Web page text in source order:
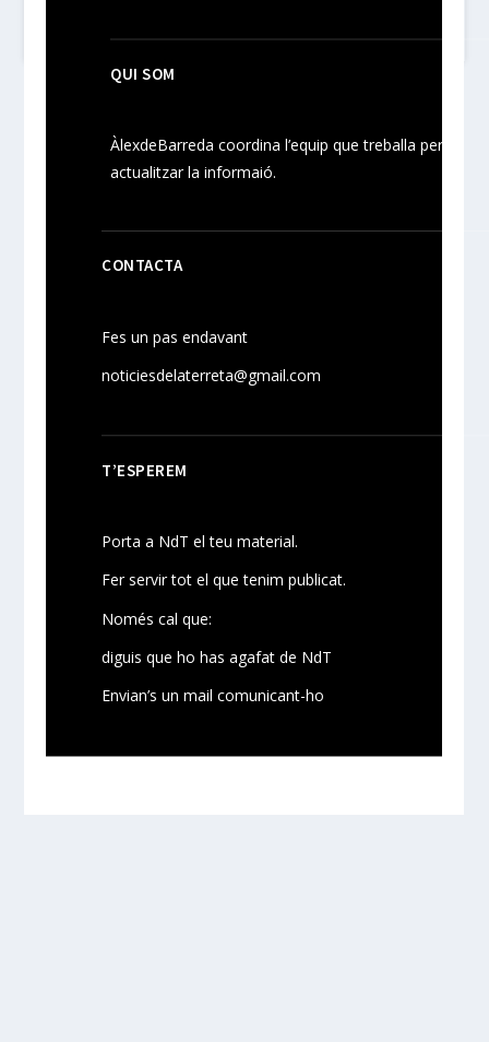
QUI SOM
ÀlexdeBarreda coordina l’equip que treballa per
actualitzar la informaió.
CONTACTA
Fes un pas endavant
noticiesdelaterreta@gmail.com
T’ESPEREM
Porta a NdT el teu material.
Fer servir tot el que tenim publicat.
Només cal que:
diguis que ho has agafat de NdT
Envian’s un mail comunicant-ho